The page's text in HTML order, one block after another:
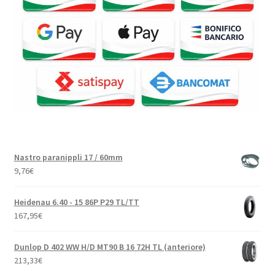
Nastro paranippli 17 / 60mm
9,76€
Heidenau 6.40 - 15 86P P29 TL/TT
167,95€
Dunlop D 402 WW H/D MT90 B 16 72H TL (anteriore)
213,33€